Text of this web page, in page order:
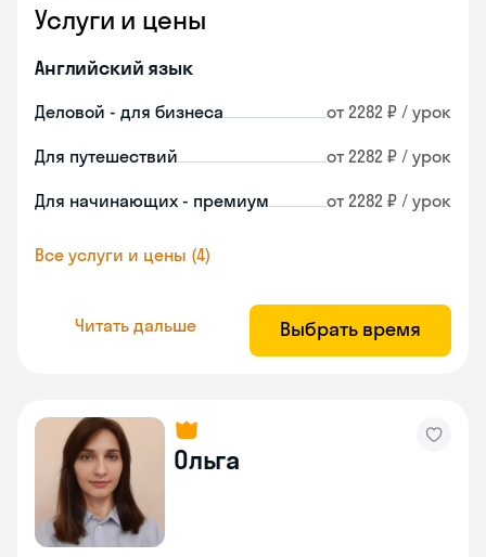
Услуги и цены
Английский язык
Деловой - для бизнеса от 2282 ₽ / урок
Для путешествий от 2282 ₽ / урок
Для начинающих - премиум от 2282 ₽ / урок
Все услуги и цены (4)
Читать дальше Выбрать время
Ольга